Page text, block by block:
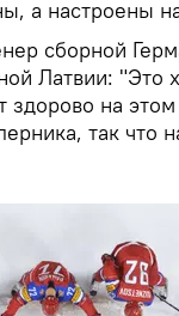
а настроены
сборной
Латвии: "Это
на
так что